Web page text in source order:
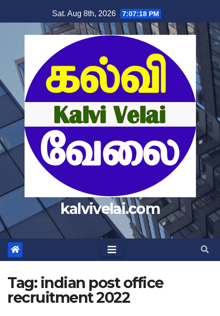
to
content
Sat. Aug 8th, 2026 7:07:19 PM
kalvivelai.com
Tag: indian post office
recruitment 2022